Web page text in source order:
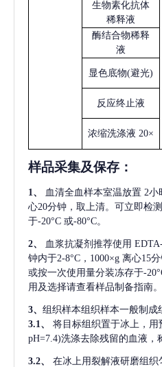
生物素化抗体
稀释液
酶结合物稀释
液
显色底物(避光)
反应终止液
浓缩洗涤液 20×
样品采集及保存 ：
1、 血清全血样本室温放置 2小
心20分钟，取上清。可立即检
于-20°C 或-80°C。
2、 血浆抗凝剂推荐使用
钟内于2-8°C，1000×g 离心15
或按一次使用量分装冻存于-
用及选择请查看样品制备指南。
3、 组织样本组织样本一般制成
3.1、
将目标组织置于冰上，用
pH=7.4)洗涤去除残留的血液，
3.2、
在冰上用裂解液研磨组织